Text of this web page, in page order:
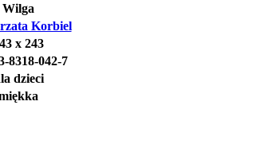
Wilga
Korbiel
x 243
8318-042-7
dzieci